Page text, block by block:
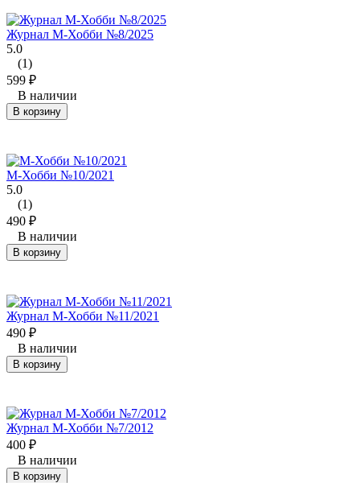
Журнал М-Хобби №8/2025
5.0
(1)
599 ₽
В наличии
В корзину
М-Хобби №10/2021
5.0
(1)
490 ₽
В наличии
В корзину
Журнал М-Хобби №11/2021
490 ₽
В наличии
В корзину
Журнал М-Хобби №7/2012
400 ₽
В наличии
В корзину